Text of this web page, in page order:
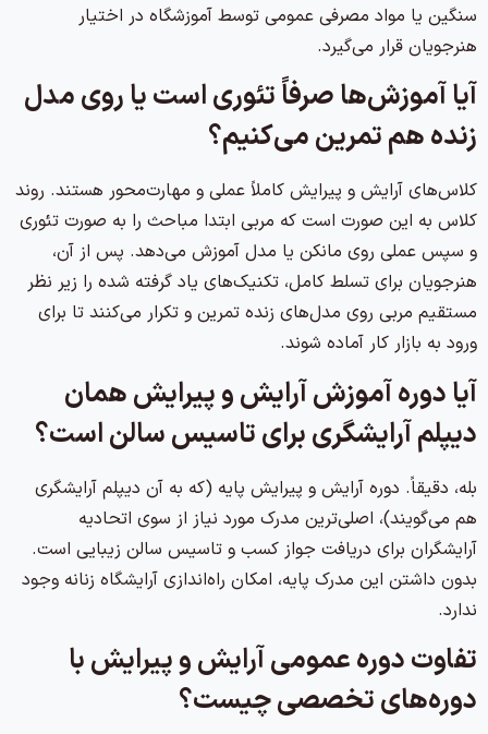
سنگین یا مواد مصرفی عمومی توسط آموزشگاه در اختیار
هنرجویان قرار می‌گیرد.
آیا آموزش‌ها صرفاً تئوری است یا روی مدل
زنده هم تمرین می‌کنیم؟
کلاس‌های آرایش و پیرایش کاملاً عملی و مهارت‌محور هستند. روند
کلاس به این صورت است که مربی ابتدا مباحث را به صورت تئوری
و سپس عملی روی مانکن یا مدل آموزش می‌دهد. پس از آن،
هنرجویان برای تسلط کامل، تکنیک‌های یاد گرفته شده را زیر نظر
مستقیم مربی روی مدل‌های زنده تمرین و تکرار می‌کنند تا برای
ورود به بازار کار آماده شوند.
آیا دوره آموزش آرایش و پیرایش همان
دیپلم آرایشگری برای تاسیس سالن است؟
بله، دقیقاً. دوره آرایش و پیرایش پایه (که به آن دیپلم آرایشگری
هم می‌گویند)، اصلی‌ترین مدرک مورد نیاز از سوی اتحادیه
آرایشگران برای دریافت جواز کسب و تاسیس سالن زیبایی است.
بدون داشتن این مدرک پایه، امکان راه‌اندازی آرایشگاه زنانه وجود
ندارد.
تفاوت دوره عمومی آرایش و پیرایش با
دوره‌های تخصصی چیست؟